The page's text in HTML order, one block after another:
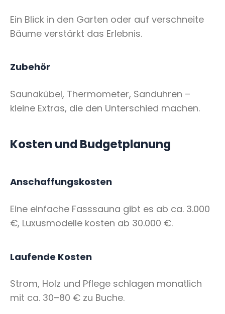
Ein Blick in den Garten oder auf verschneite
Bäume verstärkt das Erlebnis.
Zubehör
Saunakübel, Thermometer, Sanduhren –
kleine Extras, die den Unterschied machen.
Kosten und Budgetplanung
Anschaffungskosten
Eine einfache Fasssauna gibt es ab ca. 3.000
€, Luxusmodelle kosten ab 30.000 €.
Laufende Kosten
Strom, Holz und Pflege schlagen monatlich
mit ca. 30–80 € zu Buche.